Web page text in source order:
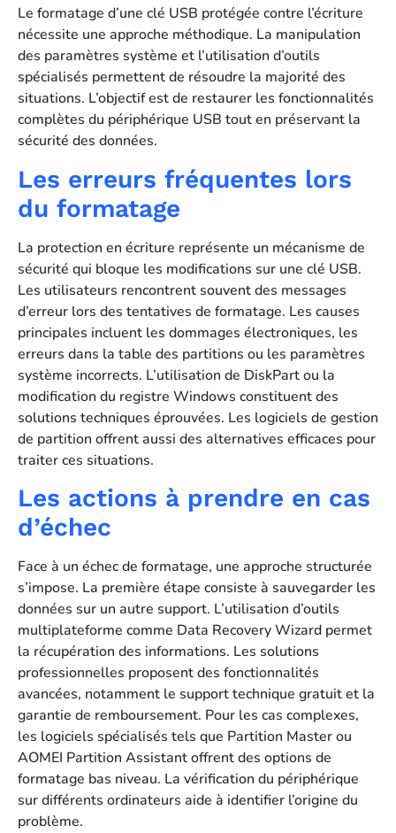
Le formatage d’une clé USB protégée contre l’écriture
nécessite une approche méthodique. La manipulation
des paramètres système et l’utilisation d’outils
spécialisés permettent de résoudre la majorité des
situations. L’objectif est de restaurer les fonctionnalités
complètes du périphérique USB tout en préservant la
sécurité des données.
Les erreurs fréquentes lors
du formatage
La protection en écriture représente un mécanisme de
sécurité qui bloque les modifications sur une clé USB.
Les utilisateurs rencontrent souvent des messages
d’erreur lors des tentatives de formatage. Les causes
principales incluent les dommages électroniques, les
erreurs dans la table des partitions ou les paramètres
système incorrects. L’utilisation de DiskPart ou la
modification du registre Windows constituent des
solutions techniques éprouvées. Les logiciels de gestion
de partition offrent aussi des alternatives efficaces pour
traiter ces situations.
Les actions à prendre en cas
d’échec
Face à un échec de formatage, une approche structurée
s’impose. La première étape consiste à sauvegarder les
données sur un autre support. L’utilisation d’outils
multiplateforme comme Data Recovery Wizard permet
la récupération des informations. Les solutions
professionnelles proposent des fonctionnalités
avancées, notamment le support technique gratuit et la
garantie de remboursement. Pour les cas complexes,
les logiciels spécialisés tels que Partition Master ou
AOMEI Partition Assistant offrent des options de
formatage bas niveau. La vérification du périphérique
sur différents ordinateurs aide à identifier l’origine du
problème.